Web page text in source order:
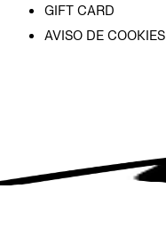
GIFT CARD
AVISO DE COOKIES